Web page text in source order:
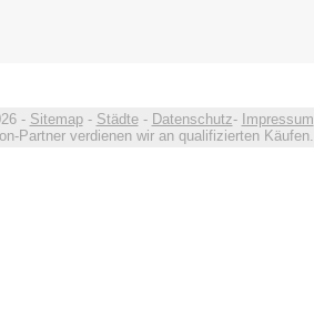
- Sitemap- Städte- Datenschutz- Impressum
Partner verdienen wir an qualifizierten Käufen.